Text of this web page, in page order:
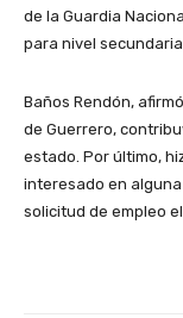
de la Guardia
para nivel
Baños Rendón,
de Guerrero,
estado. Por último,
interesado en
solicitud de empleo